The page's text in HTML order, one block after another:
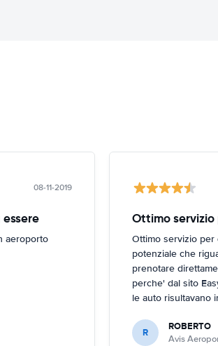
08-11-2019
aeroporto
Ottimo
Ottimo servizio per
potenziale che
prenotare
perche' dal sito
le auto risultavano
R ROBERTO
Avis